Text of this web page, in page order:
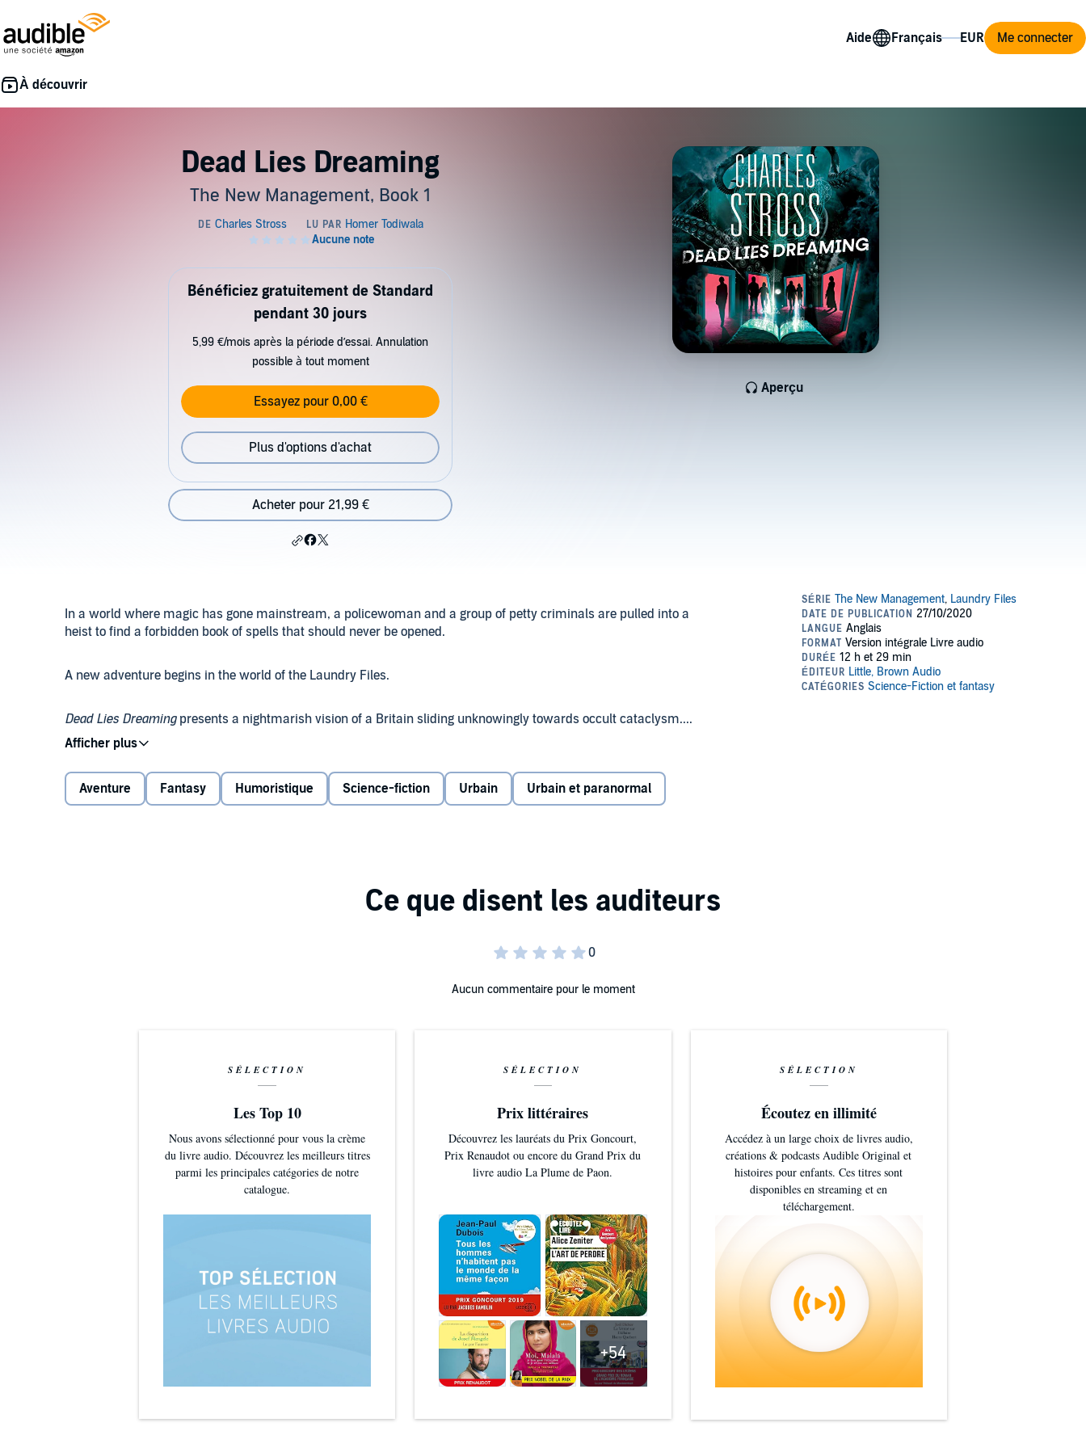
Aide Me connecter
Dead Lies Dreaming
The New Management, Book 1
Aperçu
Bénéficiez gratuitement de Standard
pendant 30 jours
5,99 €/mois après la période d’essai. Annulation
possible à tout moment
Essayez pour 0,00 €
Plus d'options d'achat
Acheter pour 21,99 €
In a world where magic has gone mainstream, a policewoman and a group of petty criminals are pulled into a
heist to find a forbidden book of spells that should never be opened.
A new adventure begins in the world of the Laundry Files.
Dead Lies Dreaming presents a nightmarish vision of a Britain sliding unknowingly towards occult cataclysm....
©2020 Charles Stross (P)2020 Hachette Audio UK
Aventure Fantasy Humoristique Science-fiction Urbain Urbain et paranormal
Aucun commentaire pour le moment
SÉLECTION
Les Top 10
Nous avons sélectionné pour vous la crème
du livre audio. Découvrez les meilleurs titres
parmi les principales catégories de notre
catalogue.
SÉLECTION
Prix littéraires
Découvrez les lauréats du Prix Goncourt,
Prix Renaudot ou encore du Grand Prix du
livre audio La Plume de Paon.
+54
SÉLECTION
Écoutez en illimité
Accédez à un large choix de livres audio,
créations & podcasts Audible Original et
histoires pour enfants. Ces titres sont
disponibles en streaming et en
téléchargement.